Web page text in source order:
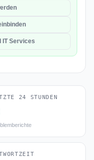
IT Services
24 STUNDEN